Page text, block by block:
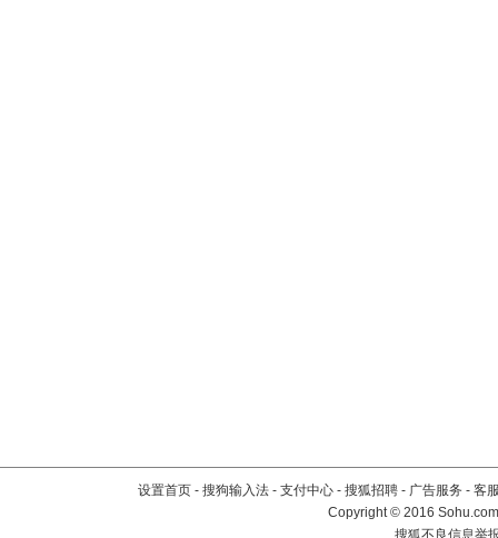
设置首页 - 搜狗输入法 - 支付中心 - 搜狐招聘 - 广告服务 - 客
Copyright©2016
搜狐不良信息举